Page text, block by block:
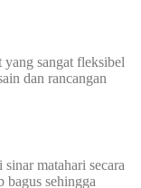
sangat fleksibel
dan rancangan
matahari secara
bagus sehingga